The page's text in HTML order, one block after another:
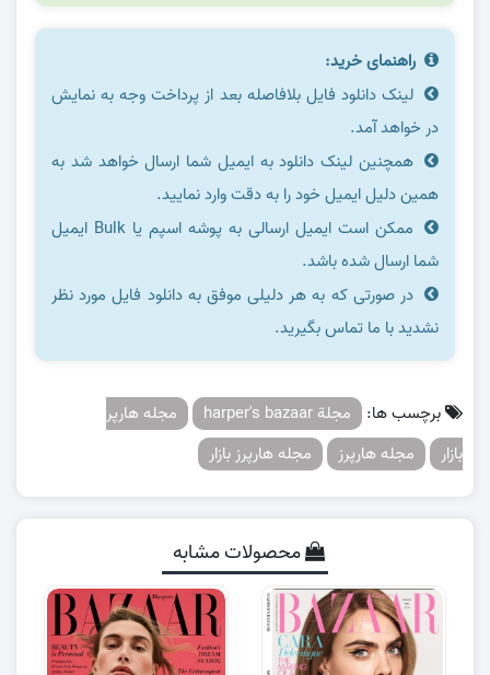
راهنمای خرید:
لینک دانلود فایل بلافاصله بعد از پرداخت وجه به نمایش
در خواهد آمد.
همچنین لینک دانلود به ایمیل شما ارسال خواهد شد به
همین دلیل ایمیل خود را به دقت وارد نمایید.
ممکن است ایمیل ارسالی به پوشه اسپم یا Bulk ایمیل
شما ارسال شده باشد.
در صورتی که به هر دلیلی موفق به دانلود فایل مورد نظر
نشدید با ما تماس بگیرید.
برچسب ها: مجلة harper's bazaar
مجله هارپر
بازار
مجله هارپرز مجله هارپرز بازار
محصولات مشابه